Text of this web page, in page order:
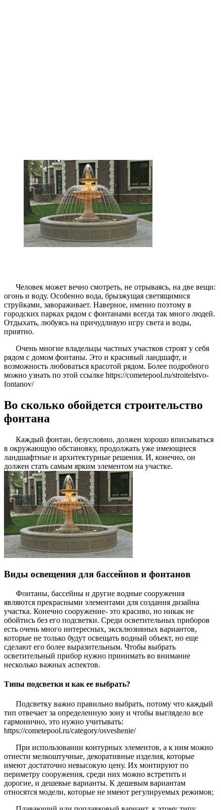
Человек может вечно смотреть, не отрываясь, на две вещи:
огонь и воду. Особенно вода, брызжущая светящимися
струйками, завораживает. Наверное, именно поэтому в
городских парках рядом с фонтанами всегда так много людей.
Отдыхать, любуясь на причудливую игру света и воды,
приятно.
Очень многие владельцы частных участков строят у себя
рядом с домом фонтаны. Это и красивый ландшафт, и
возможность любоваться красотой рядом. Более подробного
можно узнать по этой ссылке https://cometepool.ru/stroitelstvo-
fontanov/
Во сколько обойдется строительство
фонтана
Каждый фонтан, безусловно, должен хорошо вписываться
в окружающую обстановку, продолжать уже имеющиеся
ландшафтные и архитектурные решения. И, конечно, он
должен стать самым ярким элементом на участке.
Виды освещения для бассейнов и фонтанов
Фонтаны, бассейны и другие водные сооружения
являются прекрасными элементами для создания дизайна
участка. Конечно сооружение- это красиво, но никак не
обойтись без его подсветки. Среди осветительных приборов
есть очень много интересных, эксклюзивных вариантов,
которые не только будут освещать водный объект, но еще
сделают его более выразительным. Чтобы выбрать
осветительный прибор нужно принимать во внимание
несколько важных аспектов.
Типы подсветки и как ее выбрать?
Подсветку важно правильно выбрать, потому что каждый
тип отвечает за определенную зону и чтобы выглядело все
гармонично, это нужно учитывать:
https://cometepool.ru/category/osveshenie/
При использовании контурных элементов, а к ним можно
отнести мелкоштучные, декоративные изделия, которые
имеют достаточно невысокую цену. Их монтируют по
периметру сооружения, среди них можно встретить и
дорогие, и дешевые варианты. К дешевым вариантам
относятся модели, которые не имеют регулируемых режимов;